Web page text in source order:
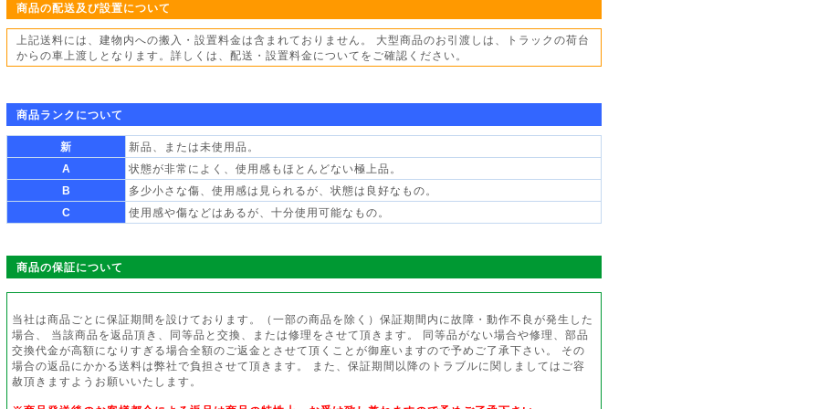
商品の配送及び設置について
上記送料には、建物内への搬入・設置料金は含まれておりません。 大型商品のお引渡しは、トラックの荷台
からの車上渡しとなります。詳しくは、配送・設置料金についてをご確認ください。
商品ランクについて
新
新品、または未使用品。
A
状態が非常によく、使用感もほとんどない極上品。
B
多少小さな傷、使用感は見られるが、状態は良好なもの。
C
使用感や傷などはあるが、十分使用可能なもの。
商品の保証について
当社は商品ごとに保証期間を設けております。（一部の商品を除く）保証期間内に故障・動作不良が発生した
場合、 当該商品を返品頂き、同等品と交換、または修理をさせて頂きます。 同等品がない場合や修理、部品
交換代金が高額になりすぎる場合全額のご返金とさせて頂くことが御座いますので予めご了承下さい。 その
場合の返品にかかる送料は弊社で負担させて頂きます。 また、保証期間以降のトラブルに関しましてはご容
赦頂きますようお願いいたします。